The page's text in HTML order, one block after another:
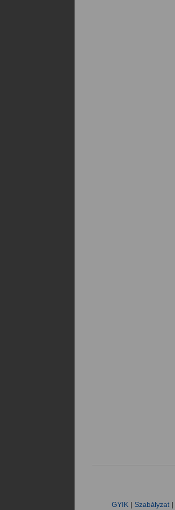
GYIK| Szabályzat|